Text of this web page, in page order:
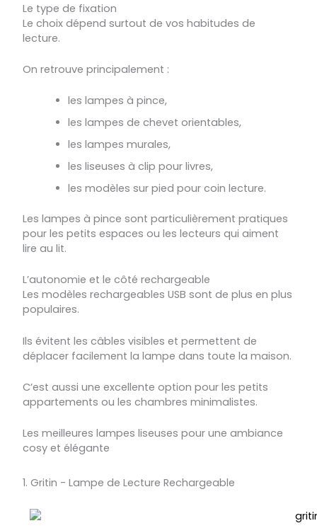
Le type de fixation
Le choix dépend surtout de vos habitudes de
lecture.
On retrouve principalement :
les lampes à pince,
les lampes de chevet orientables,
les lampes murales,
les liseuses à clip pour livres,
les modèles sur pied pour coin lecture.
Les lampes à pince sont particulièrement pratiques
pour les petits espaces ou les lecteurs qui aiment
lire au lit.
L’autonomie et le côté rechargeable
Les modèles rechargeables USB sont de plus en plus
populaires.
Ils évitent les câbles visibles et permettent de
déplacer facilement la lampe dans toute la maison.
C’est aussi une excellente option pour les petits
appartements ou les chambres minimalistes.
Les meilleures lampes liseuses pour une ambiance
cosy et élégante
1. Gritin - Lampe de Lecture Rechargeable